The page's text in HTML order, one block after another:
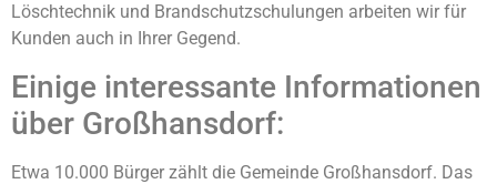
Löschtechnik und Brandschutzschulungen arbeiten wir für
Kunden auch in Ihrer Gegend.
Einige interessante Informationen
über Großhansdorf:
Etwa 10.000 Bürger zählt die Gemeinde Großhansdorf. Das